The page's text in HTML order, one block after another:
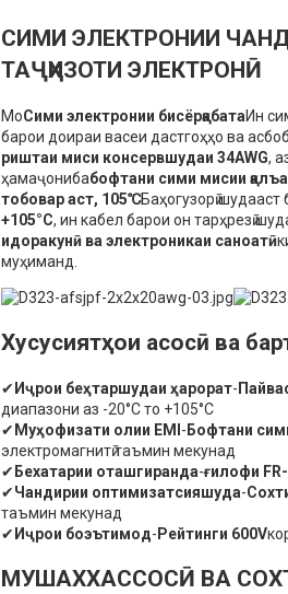
СИМИ ЭЛЕКТРОНИИ
ТАҶҲИЗОТИ ЭЛЕКТРОНӢ
МоСими электронии бисёрқабатаИн
барои доираи васеи дастгоҳҳо ва
риштаи миси консервшудаи 34AWG,
ҳамаҷонибабофтани сими мисии
тобовар аст, 105℃Баҳогузорӣ шудааст
+105°C, ин кабел барои он тарҳрезӣ
идоракунӣ ва электроникаи саноатӣ
муҳиманд.
Хусусиятҳои асосӣ ва
✔ Иҷрои беҳтаршудаи ҳарорат-
диапазони аз -20°C то +105°C
✔ Муҳофизати олии EMI - Бофтани
электромагнитӣ таъмин мекунад
✔ Бехатарии оташгиранда-ғилофи
✔Чандирии оптимизатсияшуда-
таъмин мекунад
✔ Иҷрои боэътимод- Рейтинги 600V
МУШАХХАССОСӢ ВА